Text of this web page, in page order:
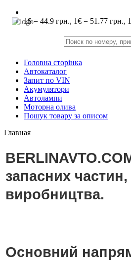
1$ = 44.9 грн., 1€ = 51.77 грн.,
Головна сторінка
Автокаталог
Запит по VIN
Акумулятори
Автолампи
Моторна олива
Пошук товару за описом
Главная
запасних
виробництва.
Основний